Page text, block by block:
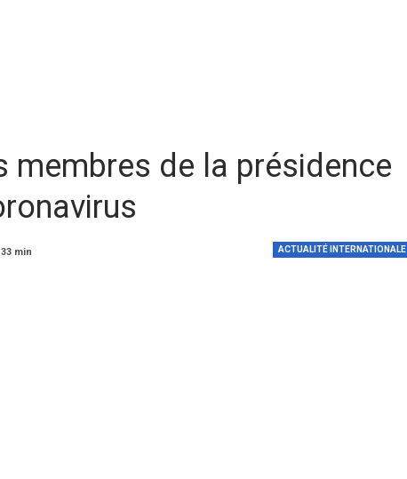
membres de la présidence
ACTUALITÉ INTERNATIONALE
min